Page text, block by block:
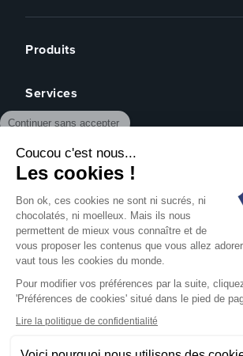
Produits
Cartes de visite
Affiches
Brochures
Éco-responsable
Express 24h
Services
Devis sur mesure
Revendeurs
Qui sommes-nous ?
Avis clients
Partenariat
Presse
Assistance
Centre d'aide
Formulaire de contact
Rechercher un gabarit
Pack échantillons
Créer mon compte client
Se connecter
Blog
NOUS SUIVRE SUR
NOS MOYENS DE PAIEMENT
Continuer sans accepter
Coucou c'est nous...
Les cookies !
Bon ok, ces cookies ne sont ni sucrés, ni
chocolatés, ni moelleux. Mais ils nous
permettent de mieux vous connaître et de
vous proposer les contenus que vous allez
vaut tous les cookies du monde.
Pour modifier vos préférences par la suite,
'Préférences de cookies' situé dans le pied de
Lire la politique de confidentialité